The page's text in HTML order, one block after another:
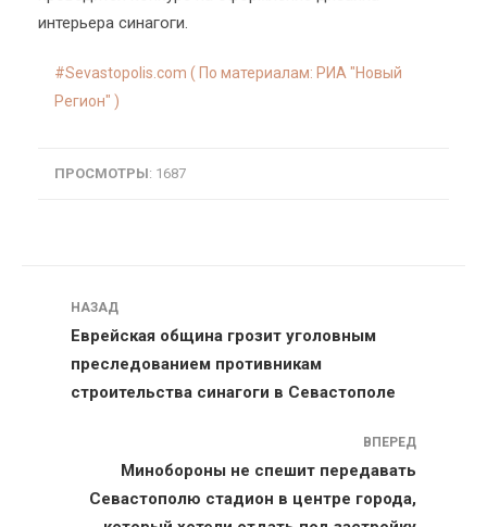
интерьера синагоги.
Sevastopolis.com ( По материалам: РИА "Новый
Регион" )
ПРОСМОТРЫ: 1687
Навигация
НАЗАД
Еврейская община грозит уголовным
преследованием противникам
строительства синагоги в Севастополе
ВПЕРЕД
Минобороны не спешит передавать
Севастополю стадион в центре города,